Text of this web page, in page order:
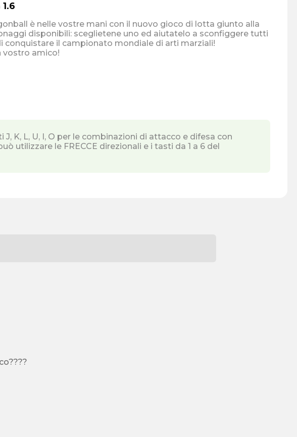
è nelle vostre mani con il nuovo gioco di lotta giunto alla
conquistare il campionato mondiale di arti marziali!
vostro amico!
K, L, U, I, O per le combinazioni di attacco e difesa con
utilizzare le FRECCE direzionali e i tasti da 1 a 6 del